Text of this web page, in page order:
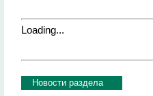
Loading...
Новости раздела